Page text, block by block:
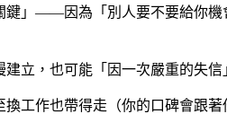
鍵」——因為「別人要不要給你
立，也可能「因一次嚴重的失信
工作也帶得走（你的口碑會跟